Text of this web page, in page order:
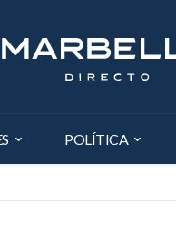
POLÍTICA